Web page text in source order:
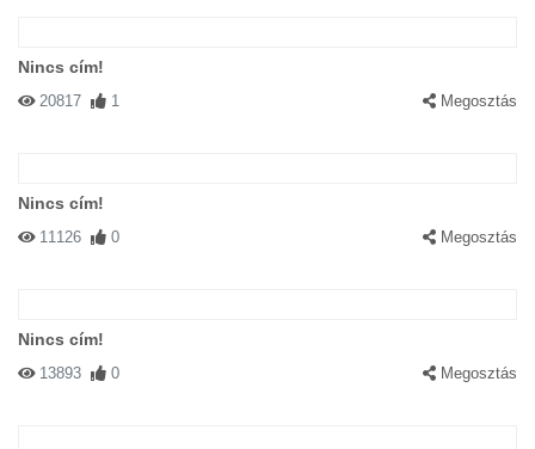
Nincs cím!
20817 1 Megosztás
Nincs cím!
11126 0 Megosztás
Nincs cím!
13893 0 Megosztás